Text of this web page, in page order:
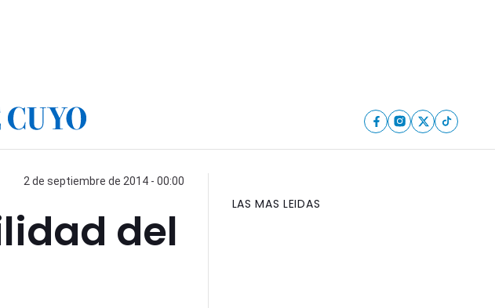
2 de septiembre de 2014 - 00:00
del
LAS MAS LEIDAS